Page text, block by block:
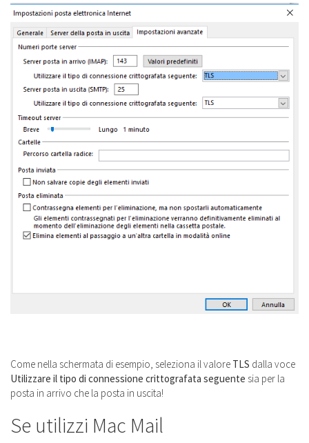
Come nella schermata di esempio, seleziona il valore TLS dalla voce
Utilizzare il tipo di connessione crittografata seguente sia per la
posta in arrivo che la posta in uscita!
Se utilizzi Mac Mail